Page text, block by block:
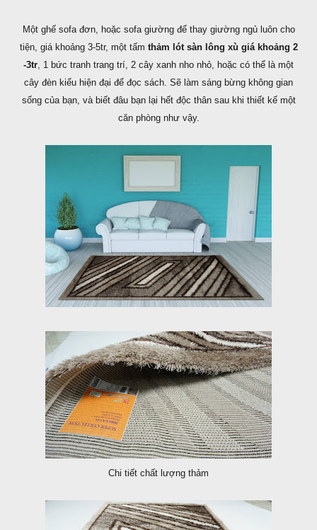
Một ghế sofa đơn, hoặc sofa giường để thay giường ngủ luôn cho
tiện, giá khoảng 3-5tr, một tấm thảm lót sàn lông xù giá khoảng 2
-3tr, 1 bức tranh trang trí, 2 cây xanh nho nhỏ, hoặc có thể là một
cây đèn kiểu hiện đại để đọc sách. Sẽ làm sáng bừng không gian
sống của bạn, và biết đâu bạn lại hết độc thân sau khi thiết kế một
căn phòng như vậy.
Chi tiết chất lượng thảm